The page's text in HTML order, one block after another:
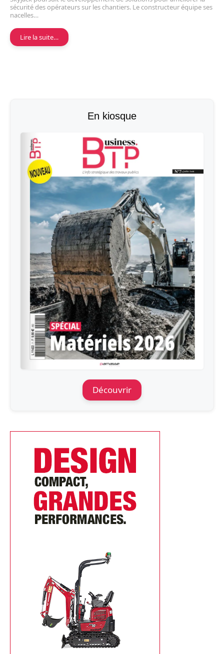
sécurité des opérateurs sur les chantiers. Le constructeur équipe ses
nacelles…
Lire la suite…
En kiosque
Découvrir